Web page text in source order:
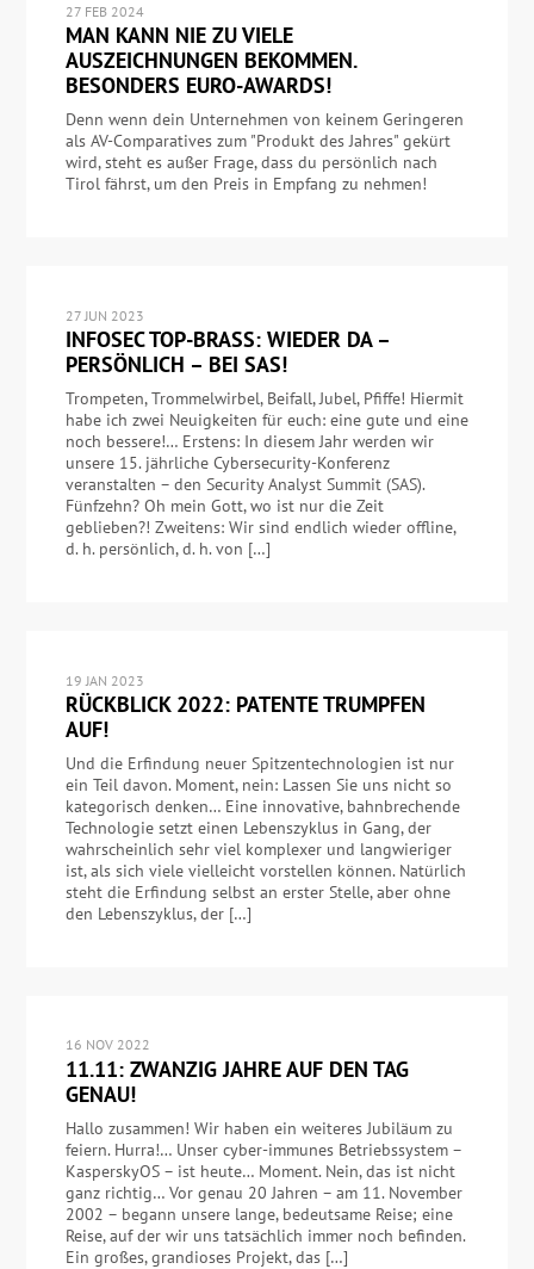
27 FEB 2024
MAN KANN NIE ZU VIELE
AUSZEICHNUNGEN BEKOMMEN.
BESONDERS EURO-AWARDS!
Denn wenn dein Unternehmen von keinem Geringeren
als AV-Comparatives zum "Produkt des Jahres" gekürt
wird, steht es außer Frage, dass du persönlich nach
Tirol fährst, um den Preis in Empfang zu nehmen!
27 JUN 2023
INFOSEC TOP-BRASS: WIEDER DA –
PERSÖNLICH – BEI SAS!
Trompeten, Trommelwirbel, Beifall, Jubel, Pfiffe! Hiermit
habe ich zwei Neuigkeiten für euch: eine gute und eine
noch bessere!… Erstens: In diesem Jahr werden wir
unsere 15. jährliche Cybersecurity-Konferenz
veranstalten – den Security Analyst Summit (SAS).
Fünfzehn? Oh mein Gott, wo ist nur die Zeit
geblieben?! Zweitens: Wir sind endlich wieder offline,
d. h. persönlich, d. h. von […]
19 JAN 2023
RÜCKBLICK 2022: PATENTE TRUMPFEN
AUF!
Und die Erfindung neuer Spitzentechnologien ist nur
ein Teil davon. Moment, nein: Lassen Sie uns nicht so
kategorisch denken… Eine innovative, bahnbrechende
Technologie setzt einen Lebenszyklus in Gang, der
wahrscheinlich sehr viel komplexer und langwieriger
ist, als sich viele vielleicht vorstellen können. Natürlich
steht die Erfindung selbst an erster Stelle, aber ohne
den Lebenszyklus, der […]
16 NOV 2022
11.11: ZWANZIG JAHRE AUF DEN TAG
GENAU!
Hallo zusammen! Wir haben ein weiteres Jubiläum zu
feiern. Hurra!… Unser cyber-immunes Betriebssystem –
KasperskyOS – ist heute… Moment. Nein, das ist nicht
ganz richtig… Vor genau 20 Jahren – am 11. November
2002 – begann unsere lange, bedeutsame Reise; eine
Reise, auf der wir uns tatsächlich immer noch befinden.
Ein großes, grandioses Projekt, das […]